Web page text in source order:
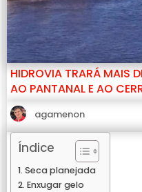
HIDROVIA TRARÁ MAIS
AO PANTANAL E AO
agamenon
Índice
Seca planejada
Enxugar gelo